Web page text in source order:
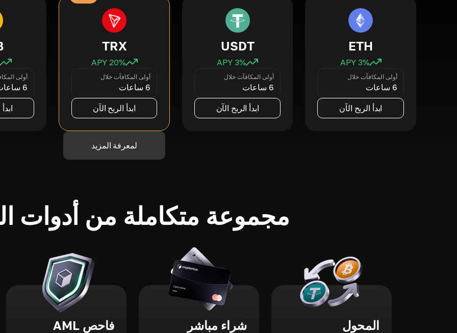
ETH
3% APY
أولى المكافآت خلال
6 ساعات
ابدأ الربح الآن
USDT
3% APY
أولى المكافآت خلال
6 ساعات
ابدأ الربح الآن
TRX
20% APY
أولى المكافآت خلال
6 ساعات
ابدأ الربح الآن
أولى
6 ساعات
لمعرفة المزيد
مجموعة متكاملة من أدوات
المحول شراء مباشر فاحص AML